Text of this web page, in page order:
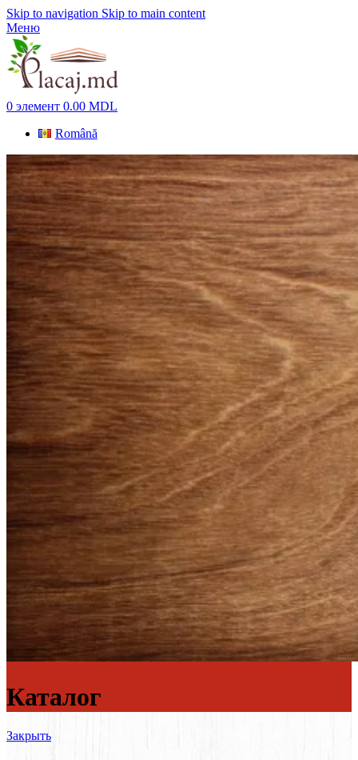
Skip to navigation Skip to main content
Меню
0 элемент 0.00 MDL
Română
Каталог
Закрыть